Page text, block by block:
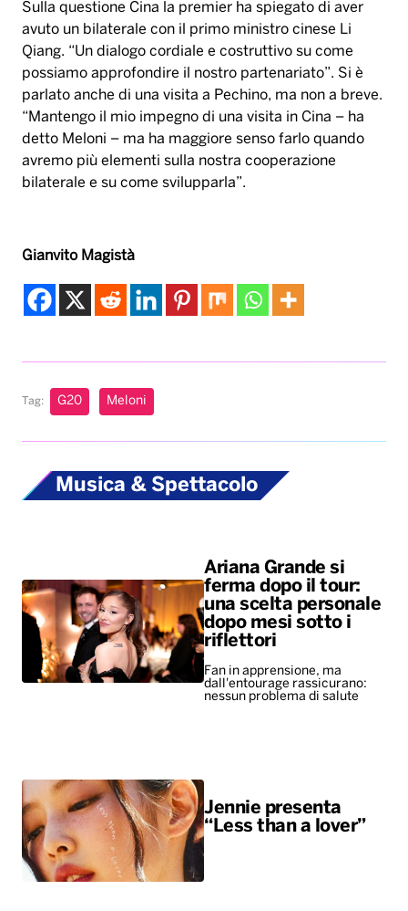
Sulla questione Cina la premier ha spiegato di aver
avuto un bilaterale con il primo ministro cinese Li
Qiang. “Un dialogo cordiale e costruttivo su come
possiamo approfondire il nostro partenariato”. Si è
parlato anche di una visita a Pechino, ma non a breve.
“Mantengo il mio impegno di una visita in Cina – ha
detto Meloni – ma ha maggiore senso farlo quando
avremo più elementi sulla nostra cooperazione
bilaterale e su come svilupparla”.
Gianvito Magistà
Tag: G20 Meloni
Musica & Spettacolo
Ariana Grande si
ferma dopo il tour:
una scelta personale
dopo mesi sotto i
riflettori
Fan in apprensione, ma
dall'entourage rassicurano:
nessun problema di salute
Jennie presenta
“Less than a lover”